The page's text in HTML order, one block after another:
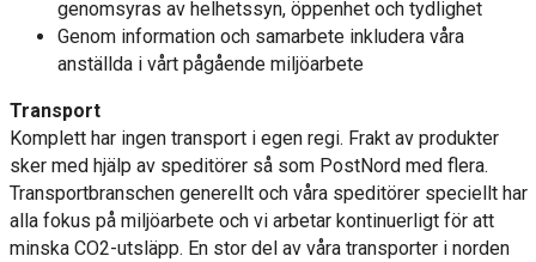
genomsyras av helhetssyn, öppenhet och tydlighet
Genom information och samarbete inkludera våra
anställda i vårt pågående miljöarbete
Transport
Komplett har ingen transport i egen regi. Frakt av produkter
sker med hjälp av speditörer så som PostNord med flera.
Transportbranschen generellt och våra speditörer speciellt har
alla fokus på miljöarbete och vi arbetar kontinuerligt för att
minska CO2-utsläpp. En stor del av våra transporter i norden